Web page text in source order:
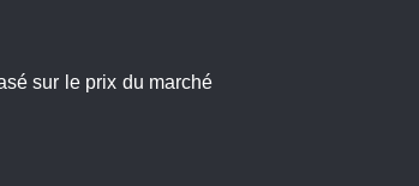
sur le prix du marché